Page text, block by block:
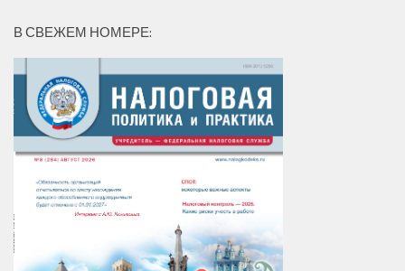
В СВЕЖЕМ НОМЕРЕ: